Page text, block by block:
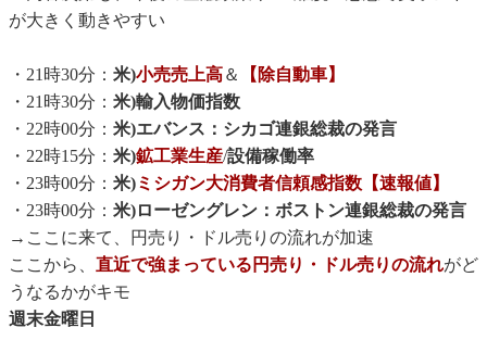
が大きく動きやすい
・21時30分： 米)小売売上高＆
【除自動車】
・21時30分： 米)輸入物価指数
・22時00分： 米)エバンス：シカゴ連銀総裁の発言
・22時15分： 米)鉱工業生産/設備稼働率
・23時00分： 米)ミシガン大消費者信頼感指数【速報値】
・23時00分： 米)ローゼングレン：ボストン連銀総裁の発言
→ここに来て、円売り・ドル売りの流れが加速
ここから、 直近で強まっている円売り・ドル売りの流れがど
うなるかがキモ
週末金曜日